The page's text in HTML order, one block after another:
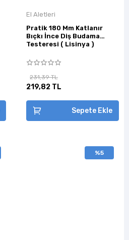
El Aletleri
Pratik 180 Mm Katlanır
Bıçkı İnce Diş Budama
Testeresi ( Lisinya )
231,39 TL
219,82 TL
Sepete Ekle
%5